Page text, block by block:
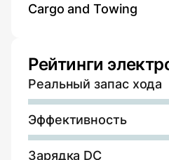
Cargo and Towing
Рейтинги
Реальный запас хода
Эффективность
Зарядка DC